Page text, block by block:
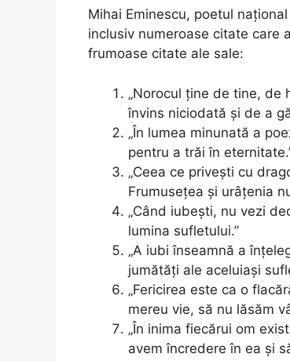
Mihai Eminescu, poetul
inclusiv numeroase citate care
frumoase citate ale sale:
„Norocul ține de tine,
învins niciodată și de a
„În lumea minunată a
pentru a trăi în
„Ceea ce privești cu
Frumusețea și urâțenia
„Când iubești, nu vezi
lumina sufletului.”
„A iubi înseamnă a
jumătăți ale aceluiași
„Fericirea este ca o
mereu vie, să nu lăsăm
„În inima fiecărui om
avem încredere în ea și